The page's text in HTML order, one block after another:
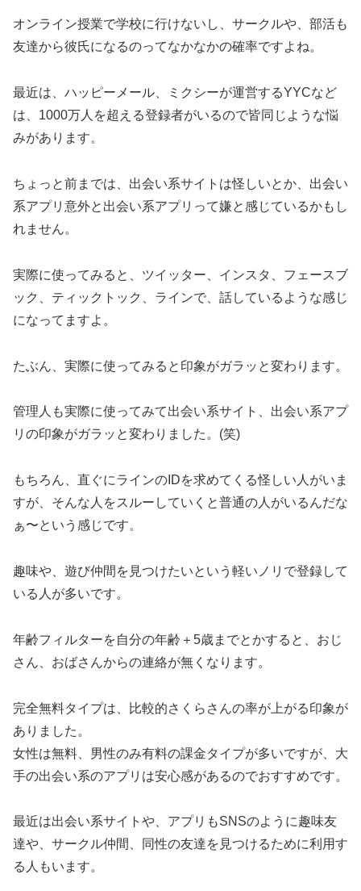
オンライン授業で学校に行けないし、サークルや、部活も
友達から彼氏になるのってなかなかの確率ですよね。
最近は、ハッピーメール、ミクシーが運営するYYCなど
は、1000万人を超える登録者がいるので皆同じような悩
みがあります。
ちょっと前までは、出会い系サイトは怪しいとか、出会い
系アプリ意外と出会い系アプリって嫌と感じているかもし
れません。
実際に使ってみると、ツイッター、インスタ、フェースブ
ック、ティックトック、ラインで、話しているような感じ
になってますよ。
たぶん、実際に使ってみると印象がガラッと変わります。
管理人も実際に使ってみて出会い系サイト、出会い系アプ
リの印象がガラッと変わりました。(笑)
もちろん、直ぐにラインのIDを求めてくる怪しい人がいま
すが、そんな人をスルーしていくと普通の人がいるんだな
ぁ〜という感じです。
趣味や、遊び仲間を見つけたいという軽いノリで登録して
いる人が多いです。
年齢フィルターを自分の年齢＋5歳までとかすると、おじ
さん、おばさんからの連絡が無くなります。
完全無料タイプは、比較的さくらさんの率が上がる印象が
ありました。
女性は無料、男性のみ有料の課金タイプが多いですが、大
手の出会い系のアプリは安心感があるのでおすすめです。
最近は出会い系サイトや、アプリもSNSのように趣味友
達や、サークル仲間、同性の友達を見つけるために利用す
る人もいます。